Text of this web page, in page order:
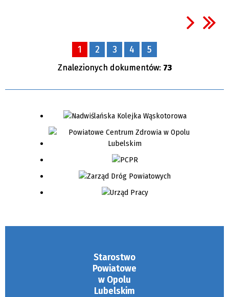
1 2 3 4 5
Znalezionych dokumentów: 73
Starostwo
Powiatowe
w Opolu
Lubelskim